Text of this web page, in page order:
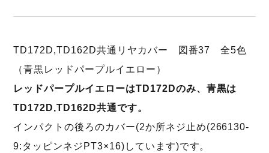
TD172D,TD162D共通リヤカバー 図番37 全5色
（青黒レッドパープルイエロー）
レッドパープルイエローはTD172Dのみ、青黒は
TD172D,TD162D共通です。
インパクトの後ろのカバー(2か所ネジ止め(266130-
9:タッピンネジPT3×16)しています)です。